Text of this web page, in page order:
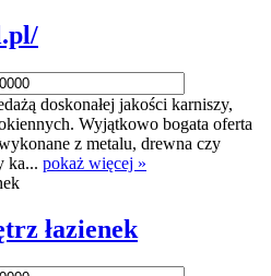
doskonałej jakości karniszy,
Wyjątkowo bogata oferta
z metalu, drewna czy
ka... pokaż więcej »
łazienek